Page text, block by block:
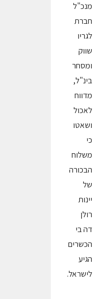
מנכ"ל
חברת
לגריו
שווק
ומסחר
בינ"ל,
מדווח
לאכול
ושאטו
כי
משלוח
הבכורה
של
יינות
רולן
דה בי
הכשרים
הגיע
לישראל.